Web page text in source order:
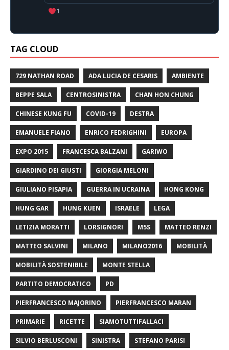
1
TAG CLOUD
729 NATHAN ROAD ADA LUCIA DE CESARIS AMBIENTE
BEPPE SALA CENTROSINISTRA CHAN HON CHUNG
CHINESE KUNG FU COVID-19 DESTRA
EMANUELE FIANO ENRICO FEDRIGHINI EUROPA
EXPO 2015 FRANCESCA BALZANI GARIWO
GIARDINO DEI GIUSTI GIORGIA MELONI
GIULIANO PISAPIA GUERRA IN UCRAINA HONG KONG
HUNG GAR HUNG KUEN ISRAELE LEGA
LETIZIA MORATTI LORSIGNORI M5S MATTEO RENZI
MATTEO SALVINI MILANO MILANO2016 MOBILITÀ
MOBILITÀ SOSTENIBILE MONTE STELLA
PARTITO DEMOCRATICO PD
PIERFRANCESCO MAJORINO PIERFRANCESCO MARAN
PRIMARIE RICETTE SIAMOTUTTIFALLACI
SILVIO BERLUSCONI SINISTRA STEFANO PARISI